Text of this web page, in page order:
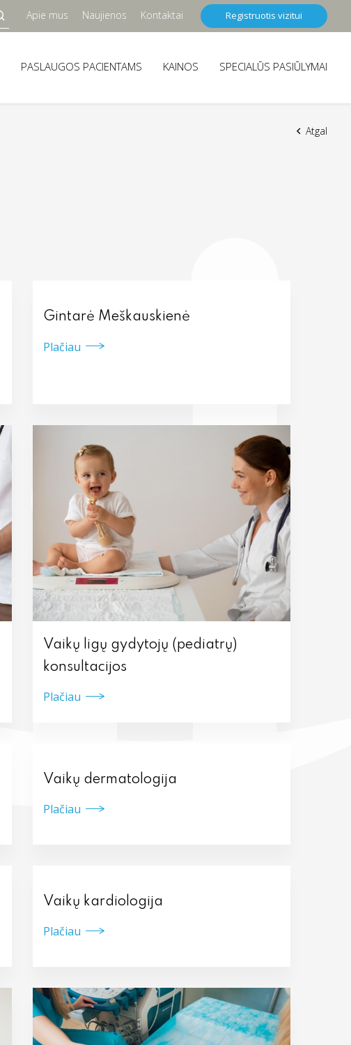
Apie mus Naujienos Kontaktai Registruotis vizitui
PASLAUGOS PACIENTAMS KAINOS SPECIALŪS PASIŪLYMAI
Atgal
Gintarė Meškauskienė
Plačiau
Vaikų ligų gydytojų (pediatrų)
konsultacijos
Plačiau
Vaikų dermatologija
Plačiau
Vaikų kardiologija
Plačiau